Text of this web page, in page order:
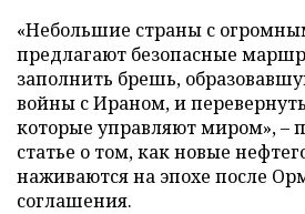
«Небольшие страны с
предлагают безопасные
заполнить брешь,
войны с Ираном, и
которые управляют миром», –
статье о том, как новые
наживаются на эпохе после
соглашения.